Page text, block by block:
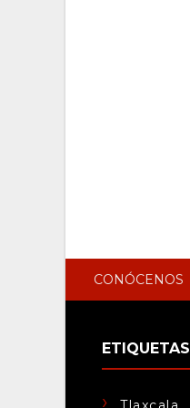
CONÓCENOS
ETIQUETAS